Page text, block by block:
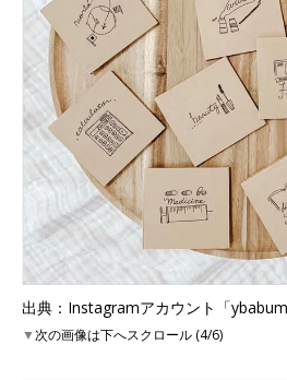
出典：Instagramアカウント「
▼次の画像は下へスクロール (4/6)